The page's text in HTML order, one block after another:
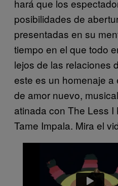
hará que los
posibilidades de
presentadas en su
tiempo en el que todo
lejos de las relaciones
este es un homenaje
de amor nuevo,
atinada con The Less I
Tame Impala. Mira el